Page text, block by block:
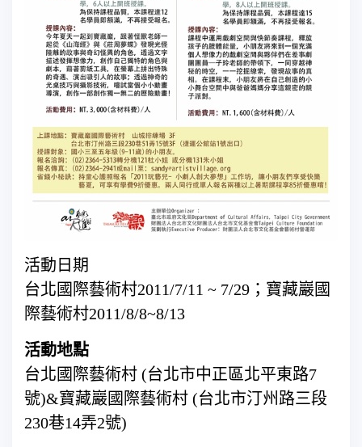
活動日期
台北國際藝術村2011/7/11 ~ 7/29；寶藏巖國
際藝術村2011/8/8~8/13
活動地點
台北國際藝術村 (台北市中正區北平東路7
號)&寶藏巖國際藝術村 (台北市汀州路三段
230巷14弄2號)